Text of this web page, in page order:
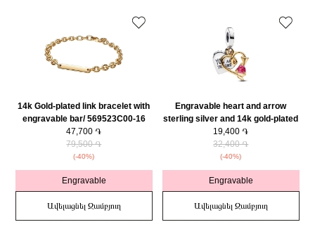
14k Gold-plated link bracelet with
engravable bar/ 569523C00-16
47,700 ֏
79,500 ֏
(-40%)
Engravable
Ավելացնել Զամբյուղ
Engravable heart and arrow
sterling silver and 14k gold-plated
double dangle with red cubic
zirconia/ 763622C01
19,400 ֏
32,400 ֏
(-40%)
Engravable
Ավելացնել Զամբյուղ